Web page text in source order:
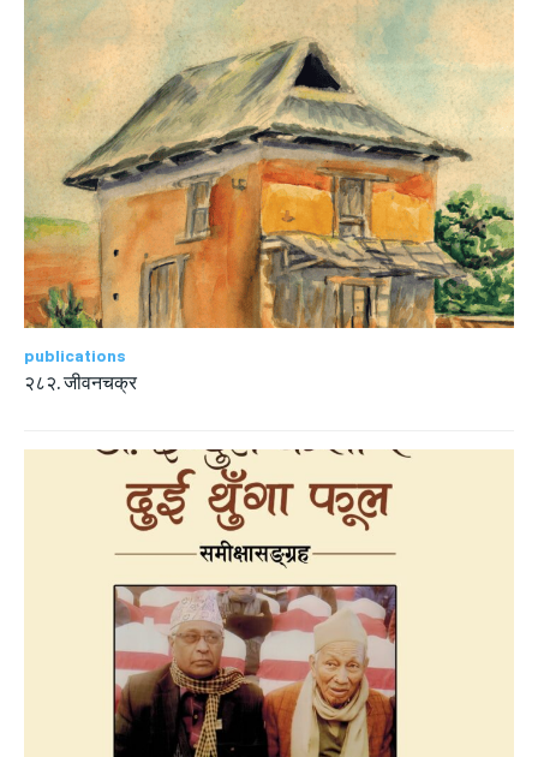
publications
२८२. जीवनचक्र